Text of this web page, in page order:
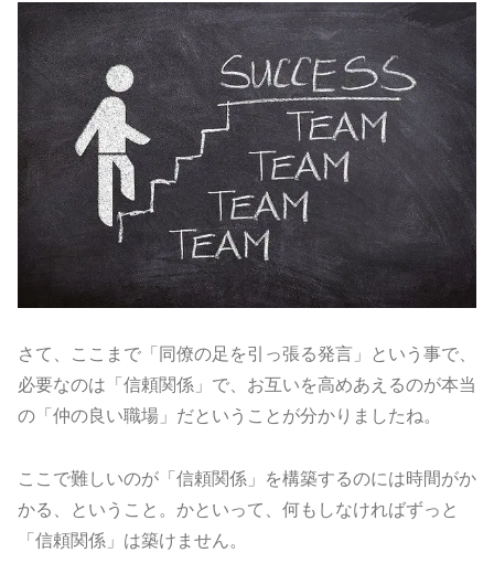
さて、ここまで「同僚の足を引っ張る発言」という事で、
必要なのは「信頼関係」で、お互いを高めあえるのが本当
の「仲の良い職場」だということが分かりましたね。
ここで難しいのが「信頼関係」を構築するのには時間がか
かる、ということ。かといって、何もしなければずっと
「信頼関係」は築けません。